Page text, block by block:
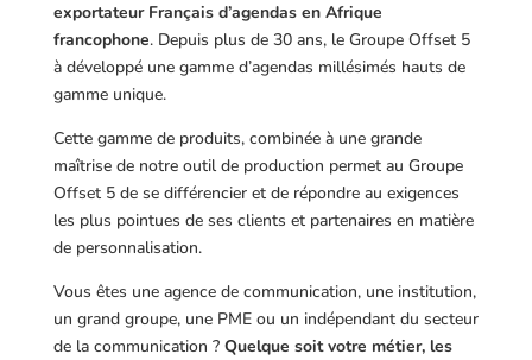
exportateur Français d’agendas en Afrique
francophone. Depuis plus de 30 ans, le Groupe Offset 5
à développé une gamme d’agendas millésimés hauts de
gamme unique.
Cette gamme de produits, combinée à une grande
maîtrise de notre outil de production permet au Groupe
Offset 5 de se différencier et de répondre au exigences
les plus pointues de ses clients et partenaires en matière
de personnalisation.
Vous êtes une agence de communication, une institution,
un grand groupe, une PME ou un indépendant du secteur
de la communication ? Quelque soit votre métier, les